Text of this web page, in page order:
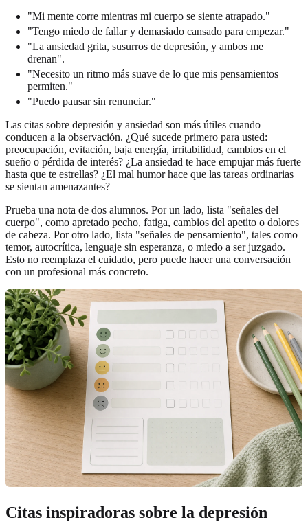
"Mi mente corre mientras mi cuerpo se siente atrapado."
"Tengo miedo de fallar y demasiado cansado para empezar."
"La ansiedad grita, susurros de depresión, y ambos me
drenan".
"Necesito un ritmo más suave de lo que mis pensamientos
permiten."
"Puedo pausar sin renunciar."
Las citas sobre depresión y ansiedad son más útiles cuando
conducen a la observación. ¿Qué sucede primero para usted:
preocupación, evitación, baja energía, irritabilidad, cambios en el
sueño o pérdida de interés? ¿La ansiedad te hace empujar más fuerte
hasta que te estrellas? ¿El mal humor hace que las tareas ordinarias
se sientan amenazantes?
Prueba una nota de dos alumnos. Por un lado, lista "señales del
cuerpo", como apretado pecho, fatiga, cambios del apetito o dolores
de cabeza. Por otro lado, lista "señales de pensamiento", tales como
temor, autocrítica, lenguaje sin esperanza, o miedo a ser juzgado.
Esto no reemplaza el cuidado, pero puede hacer una conversación
con un profesional más concreto.
Citas inspiradoras sobre la depresión